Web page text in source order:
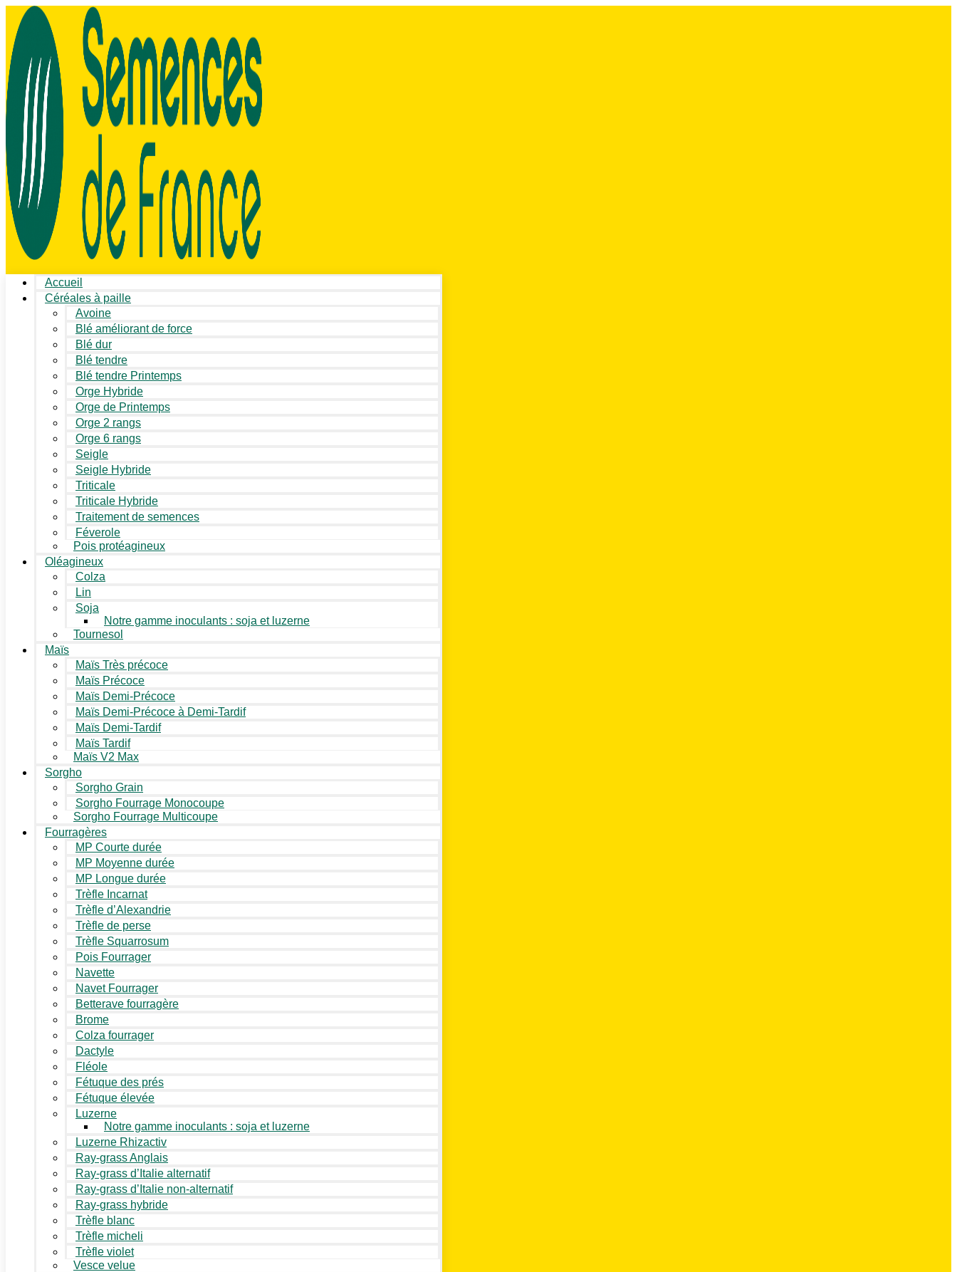
Accueil
Céréales à paille
Avoine
Blé améliorant de force
Blé dur
Blé tendre
Blé tendre Printemps
Orge Hybride
Orge de Printemps
Orge 2 rangs
Orge 6 rangs
Seigle
Seigle Hybride
Triticale
Triticale Hybride
Traitement de semences
Féverole
Pois protéagineux
Oléagineux
Colza
Lin
Soja
Notre gamme inoculants : soja et luzerne
Tournesol
Maïs
Maïs Très précoce
Maïs Précoce
Maïs Demi-Précoce
Maïs Demi-Précoce à Demi-Tardif
Maïs Demi-Tardif
Maïs Tardif
Maïs V2 Max
Sorgho
Sorgho Grain
Sorgho Fourrage Monocoupe
Sorgho Fourrage Multicoupe
Fourragères
MP Courte durée
MP Moyenne durée
MP Longue durée
Trèfle Incarnat
Trèfle d’Alexandrie
Trèfle de perse
Trèfle Squarrosum
Pois Fourrager
Navette
Navet Fourrager
Betterave fourragère
Brome
Colza fourrager
Dactyle
Fléole
Fétuque des prés
Fétuque élevée
Luzerne
Notre gamme inoculants : soja et luzerne
Luzerne Rhizactiv
Ray-grass Anglais
Ray-grass d’Italie alternatif
Ray-grass d’Italie non-alternatif
Ray-grass hybride
Trèfle blanc
Trèfle micheli
Trèfle violet
Vesce velue